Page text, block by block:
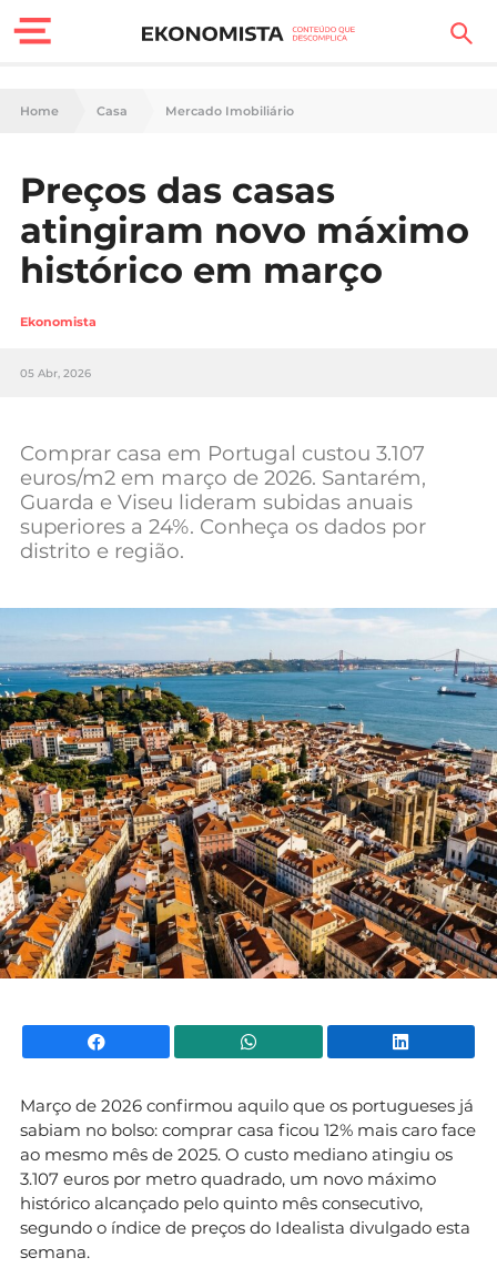
Finanças Pessoais
Carreira
Casa
Lifestyle
Sociedade
Negócios
Mundial 2026
Home Casa Mercado Imobiliário
Preços das casas
atingiram novo máximo
histórico em março
Ekonomista
05 Abr, 2026
Comprar casa em Portugal custou 3.107
euros/m2 em março de 2026. Santarém,
Guarda e Viseu lideram subidas anuais
superiores a 24%. Conheça os dados por
distrito e região.
Facebook WhatsApp
Março de 2026 confirmou aquilo que os portugueses já
sabiam no bolso: comprar casa ficou 12% mais caro face
ao mesmo mês de 2025. O custo mediano atingiu os
3.107 euros por metro quadrado, um novo máximo
histórico alcançado pelo quinto mês consecutivo,
segundo o índice de preços do Idealista divulgado esta
semana.